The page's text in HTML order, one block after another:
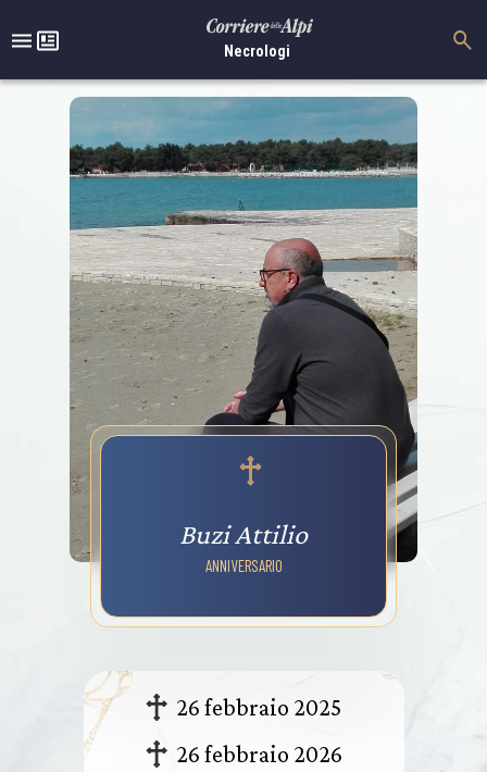
Necrologi
Buzi Attilio
ANNIVERSARIO
26 febbraio 2025
26 febbraio 2026